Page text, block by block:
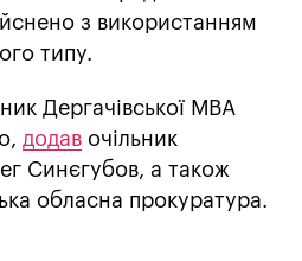
з використанням
типу.
Дергачівської МВА
додав очільник
Синєгубов, а також
обласна прокуратура.